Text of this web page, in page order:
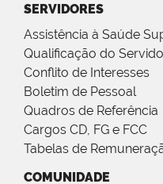
SERVIDORES
Assistência à Saúde
Qualificação do
Conflito de Interesses
Boletim de Pessoal
Quadros de Referência
Cargos CD, FG e FCC
Tabelas de
COMUNIDADE